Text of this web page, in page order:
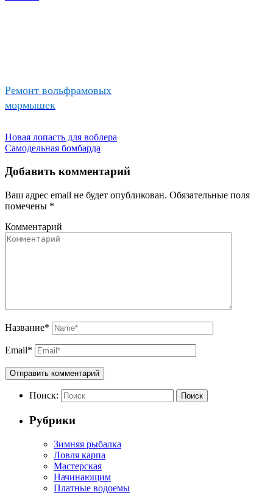
Ремонт вольфрамовых
мормышек
Новая лопасть для воблера
Самодельная бомбарда
Добавить комментарий
Ваш адрес email не будет опубликован. Обязательные поля
помечены *
Комментарий
Название*
Email*
Поиск: Поиск
Рубрики
Зимняя рыбалка
Ловля карпа
Мастерская
Начинающим
Платные водоемы